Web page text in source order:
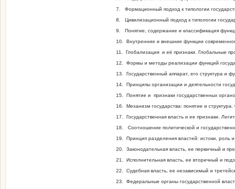
7. Формационный подход к типологии
8. Цивилизационный подход к типологии
9. Понятие, содержание и классификация
10. Внутренние и внешние функции
11. Глобализация и её признаки. Глобальные
12. Формы и методы реализации функций
13. Государственный аппарат, его структура и
14. Принципы организации и деятельности
15. Понятие и признаки государственных
16. Механизм государства: понятие и
17. Государственная власть и ее признаки.
18. Соотношение политической и
19. Принцип разделения властей: истоки, роль
20. Законодательная власть, ее первичный и
21. Исполнительная власть, ее вторичный и
22. Судебная власть, ее независимый и
23. Федеральные органы государственной